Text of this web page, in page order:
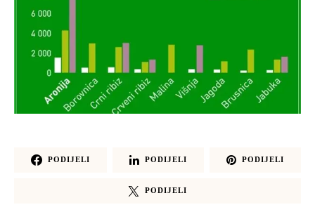
PODIJELI PODIJELI PODIJELI
PODIJELI